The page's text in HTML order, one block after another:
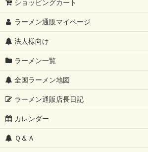
ショッピングカート
ラーメン通販マイページ
法人様向け
ラーメン一覧
全国ラーメン地図
ラーメン通販店長日記
カレンダー
Ｑ＆Ａ